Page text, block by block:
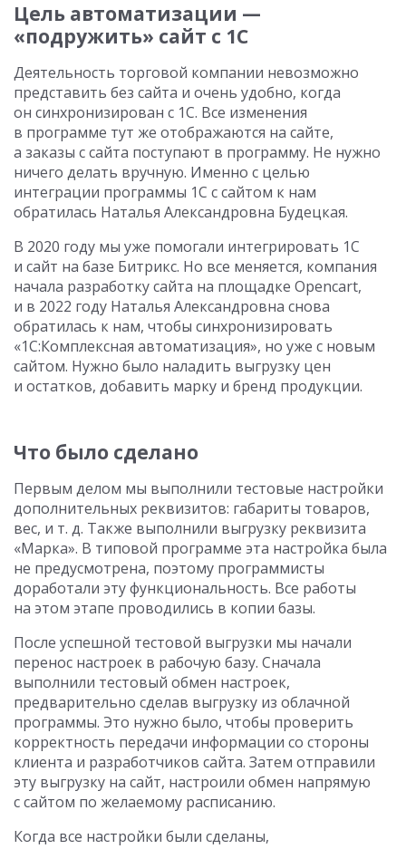
Цель автоматизации —
«подружить» сайт с 1С
Деятельность торговой компании невозможно
представить без сайта и очень удобно, когда
он синхронизирован с 1С. Все изменения
в программе тут же отображаются на сайте,
а заказы с сайта поступают в программу. Не нужно
ничего делать вручную. Именно с целью
интеграции программы 1С с сайтом к нам
обратилась Наталья Александровна Будецкая.
В 2020 году мы уже помогали интегрировать 1С
и сайт на базе Битрикс. Но все меняется, компания
начала разработку сайта на площадке Opencart,
и в 2022 году Наталья Александровна снова
обратилась к нам, чтобы синхронизировать
«1С:Комплексная автоматизация», но уже с новым
сайтом. Нужно было наладить выгрузку цен
и остатков, добавить марку и бренд продукции.
Что было сделано
Первым делом мы выполнили тестовые настройки
дополнительных реквизитов: габариты товаров,
вес, и т. д. Также выполнили выгрузку реквизита
«Марка». В типовой программе эта настройка была
не предусмотрена, поэтому программисты
доработали эту функциональность. Все работы
на этом этапе проводились в копии базы.
После успешной тестовой выгрузки мы начали
перенос настроек в рабочую базу. Сначала
выполнили тестовый обмен настроек,
предварительно сделав выгрузку из облачной
программы. Это нужно было, чтобы проверить
корректность передачи информации со стороны
клиента и разработчиков сайта. Затем отправили
эту выгрузку на сайт, настроили обмен напрямую
с сайтом по желаемому расписанию.
Когда все настройки были сделаны,